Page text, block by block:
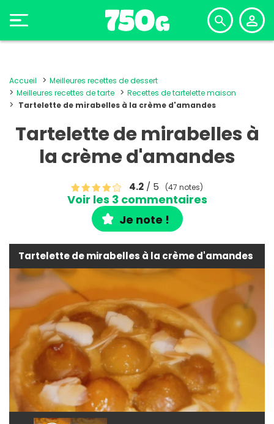
Accueil
Meilleures recettes de dessert
Meilleures recettes de tarte
Recettes de tartelette maison
Tartelette de mirabelles à la crème d'amandes
Tartelette de mirabelles à
la crème d'amandes
4.2 / 5 (47 notes)
Voir les 3 commentaires
Je note !
Tartelette de mirabelles à la crème d'amandes